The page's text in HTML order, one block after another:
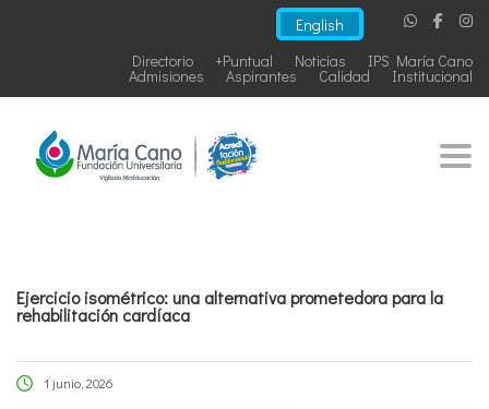
English
IPS María Cano
Noticias
+Puntual
Directorio
Institucional
Calidad
Aspirantes
Admisiones
Ejercicio isométrico: una alternativa prometedora para la
rehabilitación cardíaca
1 junio, 2026